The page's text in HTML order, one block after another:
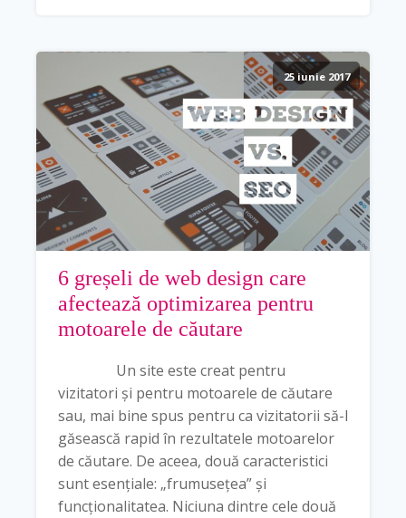
25 iunie 2017
6 greșeli de web design care
afectează optimizarea pentru
motoarele de căutare
Un site este creat pentru
vizitatori și pentru motoarele de căutare
sau, mai bine spus pentru ca vizitatorii să-l
găsească rapid în rezultatele motoarelor
de căutare. De aceea, două caracteristici
sunt esențiale: „frumusețea” și
funcționalitatea. Niciuna dintre cele două